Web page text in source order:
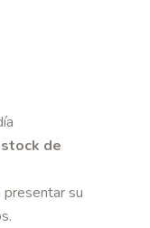
de
presentar su